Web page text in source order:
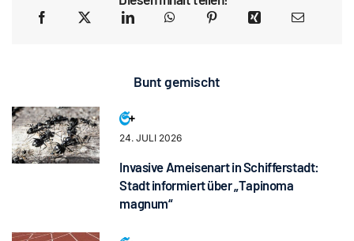
Bunt gemischt
24. JULI 2026
Invasive Ameisenart in Schifferstadt:
Stadt informiert über „Tapinoma
magnum“